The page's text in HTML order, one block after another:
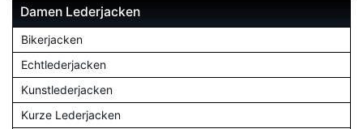
Damen Lederjacken
Bikerjacken
Echtlederjacken
Kunstlederjacken
Kurze Lederjacken